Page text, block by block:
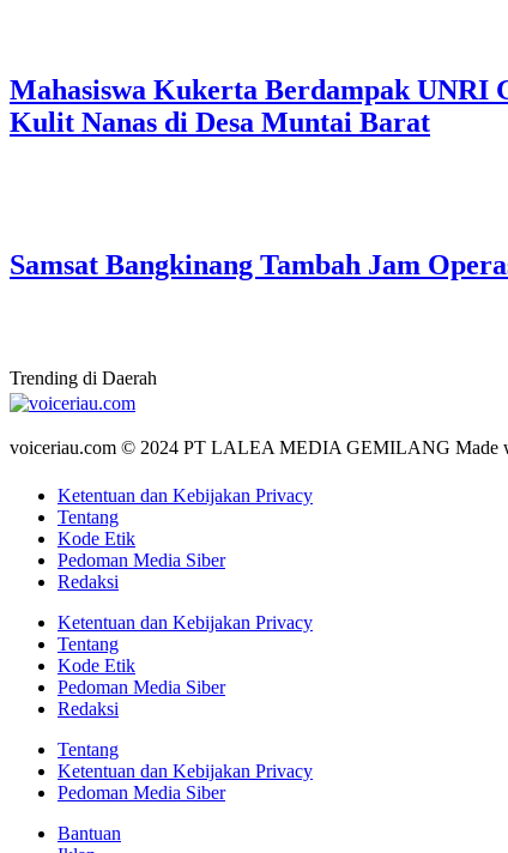
Mahasiswa Kukerta Berdampak UNRI
Kulit Nanas di Desa Muntai Barat
Samsat Bangkinang Tambah Jam
Trending di Daerah
voiceriau.com © 2024 PT LALEA MEDIA GEMILANG Made
Ketentuan dan Kebijakan Privacy
Tentang
Kode Etik
Pedoman Media Siber
Redaksi
Ketentuan dan Kebijakan Privacy
Tentang
Kode Etik
Pedoman Media Siber
Redaksi
Tentang
Ketentuan dan Kebijakan Privacy
Pedoman Media Siber
Bantuan